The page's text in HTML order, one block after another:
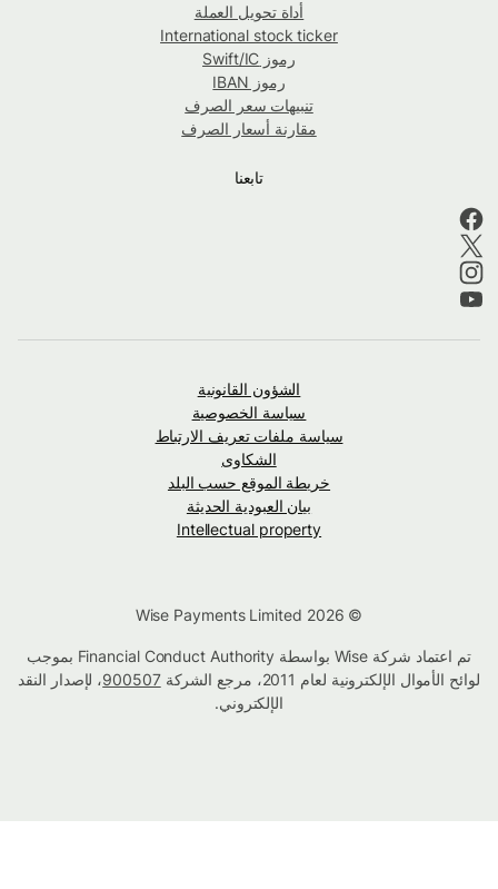
أداة تحويل العملة
International stock ticker
رموز Swift/IC
رموز IBAN
تنبيهات سعر الصرف
مقارنة أسعار الصرف
تابعنا
الشؤون القانونية
سياسة الخصوصية
سياسة ملفات تعريف الارتباط
الشكاوى
خريطة الموقع حسب البلد
بيان العبودية الحديثة
Intellectual property
تم اعتماد شركة Wise بواسطة Financial Conduct Authority بموجب
لوائح الأموال الإلكترونية لعام 2011، مرجع الشركة
900507، لإصدار النقد
الإلكتروني.